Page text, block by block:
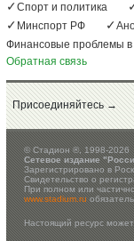
Спорт и политика
Минспорт РФ
Финансовые проблемы в
Обратная связь
Присоединяйтесь →
©Стадион ®, 1998-2026
Сетевое издание
Зарегистрировано в
Свидетельство о
При полном или
www.stadium.ru
Настоящий ресурс